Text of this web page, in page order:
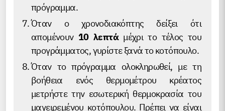
πρόγραμμα.
Όταν ο χρονοδιακόπτης δείξει ότι
απομένουν 10 λεπτάμέχρι το τέλος του
προγράμματος, γυρίστε ξανά το κοτόπουλο.
Όταν το πρόγραμμα ολοκληρωθεί, με τη
βοήθεια ενός θερμομέτρου κρέατος
μετρήστε την εσωτερική θερμοκρασία του
μαγειρεμένου κοτόπουλου. Πρέπει να είναι